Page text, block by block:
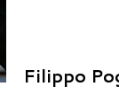
Filippo